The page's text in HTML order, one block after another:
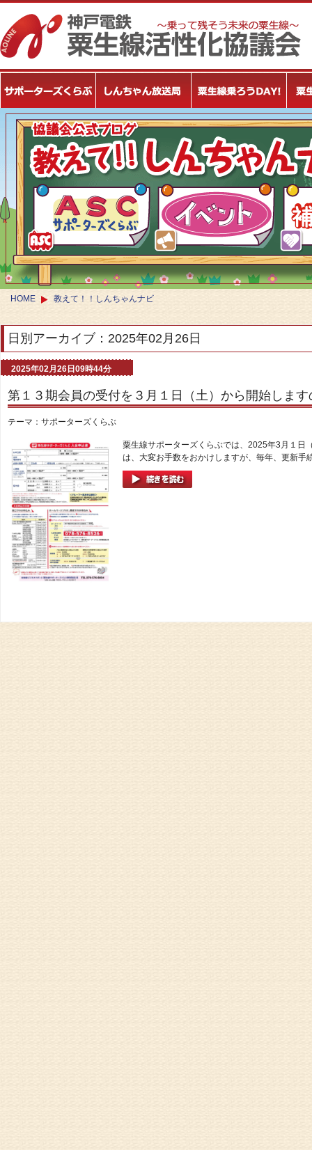
HOME 教えて！！しんちゃんナビ
日別アーカイブ：2025年02月26日
2025年02月26日09時44分
第１３期会員の受付を３月１日（土）から開始しま
テーマ： サポーターズくらぶ
粟生線サポーターズくらぶでは、2025年3月１日
は、大変お手数をおかけしますが、毎年、更新手